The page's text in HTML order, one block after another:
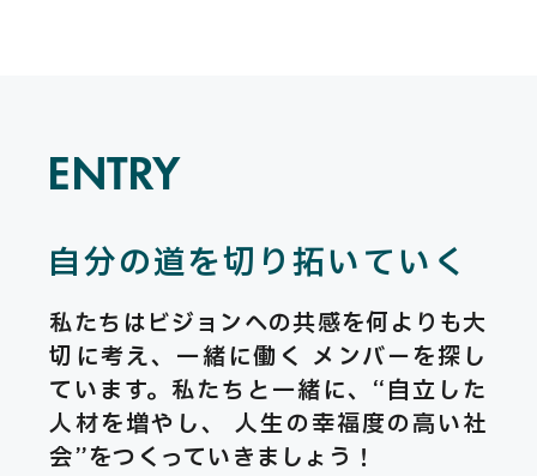
ENTRY
自分の道を切り拓いていく
私たちはビジョンへの共感を何よりも大
切に考え、一緒に働く メンバーを探し
ています。私たちと一緒に、“自立した
人材を増やし、 人生の幸福度の高い社
会”をつくっていきましょう！